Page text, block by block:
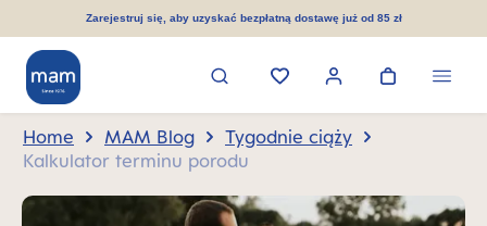
zawartościZarejestruj się, aby uzyskać bezpłatną dostawę już od 85 zł
Home MAM Blog
Tygodnie ciąży
Kalkulator terminu porodu